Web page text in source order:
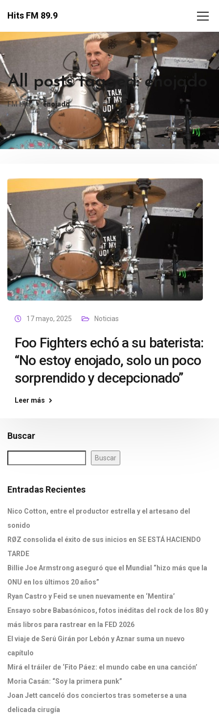
Hits FM 89.9
All posts tagged: enojado
FM Hits enojado
17 mayo, 2025 Noticias
Foo Fighters echó a su baterista:
“No estoy enojado, solo un poco
sorprendido y decepcionado”
Leer más
Buscar
Buscar
Entradas Recientes
Nico Cotton, entre el productor estrella y el artesano del
sonido
RØZ consolida el éxito de sus inicios en SE ESTÁ HACIENDO
TARDE
Billie Joe Armstrong aseguró que el Mundial “hizo más que la
ONU en los últimos 20 años”
Ryan Castro y Feid se unen nuevamente en ‘Mentira’
Ensayo sobre Babasónicos, fotos inéditas del rock de los 80 y
más libros para rastrear en la FED 2026
El viaje de Serú Girán por Lebón y Aznar suma un nuevo
capítulo
Mirá el tráiler de ‘Fito Páez: el mundo cabe en una canción’
Moria Casán: “Soy la primera punk”
Joan Jett canceló dos conciertos tras someterse a una
delicada cirugía